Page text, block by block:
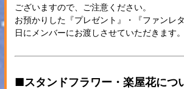
ございますので、ご注意ください。
お預かりした『プレゼント』・『ファンレ
日にメンバーにお渡しさせていただきます。
■スタンドフラワー・楽屋花につ